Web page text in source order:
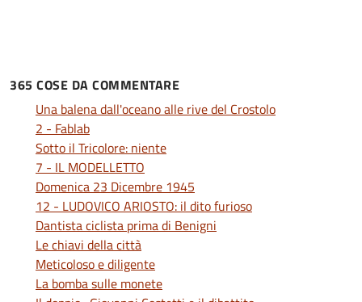
365 COSE DA COMMENTARE
Una balena dall'oceano alle rive del Crostolo
2 - Fablab
Sotto il Tricolore: niente
7 - IL MODELLETTO
Domenica 23 Dicembre 1945
12 - LUDOVICO ARIOSTO: il dito furioso
Dantista ciclista prima di Benigni
Le chiavi della città
Meticoloso e diligente
La bomba sulle monete